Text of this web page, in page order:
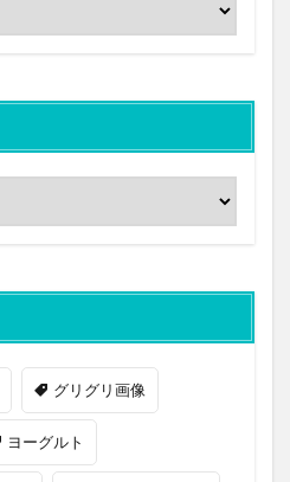
グリグリ画像
ヨーグルト